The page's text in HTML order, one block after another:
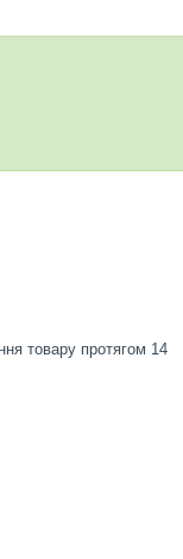
товару протягом 14